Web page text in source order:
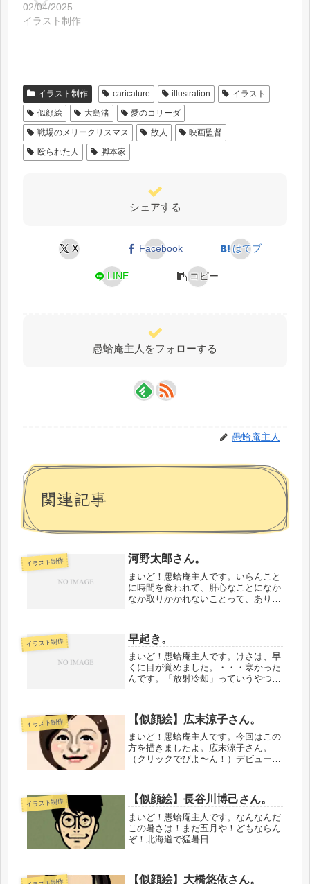
02/04/2025
イラスト制作
イラスト制作 caricature illustration
イラスト
似顔絵
大島渚
愛のコリーダ
戦場のメリークリスマス
故人
映画監督
殴られた人
脚本家
シェアする
X Facebook はてブ
LINE コピー
愚蛤庵主人をフォローする
愚蛤庵主人
関連記事
イラスト制作 河野太郎さん。
まいど！愚蛤庵主人です。いらんこと
に時間を食われて、肝心なことになか
なか取りかかれないことって、ありま
か言われると最悪。「もう、チャチャ
っとやってくれ！」と言いたくもなり
ま...
イラスト制作 早起き。
まいど！愚蛤庵主人です。けさは、早
くに目が覚めました。・・・寒かった
んです。「放射冷却」っていうやつで
とっとと描いてしまいました。「あの
ひとを描いたなら、このひとも描かず
ばなるま...
イラスト制作 【似顔絵】広末涼子さん。
まいど！愚蛤庵主人です。今回はこの
方を描きましたよ。広末涼子さん。
（クリックでびよ〜ん！）デビュー時
折を経て、現在では女優さんとしての
幅が出てきましたね。人生経験という
のは...
イラスト制作 【似顔絵】長谷川博己さん。
まいど！愚蛤庵主人です。なんなんだ
この暑さは！まだ五月や！どもならん
ぞ！北海道で猛暑日
リックでびよーん！）もっと早い時期
【似顔絵】大橋悠依さん。